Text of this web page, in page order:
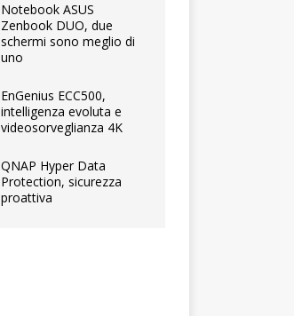
Notebook ASUS
Zenbook DUO, due
schermi sono meglio di
uno
EnGenius ECC500,
intelligenza evoluta e
videosorveglianza 4K
QNAP Hyper Data
Protection, sicurezza
proattiva